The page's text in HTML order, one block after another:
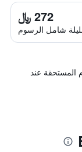
272 ﷼
شامل الرسوم
المستحقة عند